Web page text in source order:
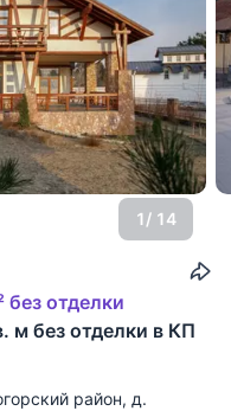
1/ 14
отделки
без отделки в КП
район, д.